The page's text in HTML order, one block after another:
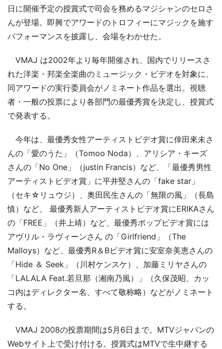
日に開催予定の授賞式で司会を務めるマジシャンのセロさ
んが登場。即興でアワードのトロフィーにマジックを施す
パフォーマンスを披露し、会場をわかせた。
VMAJ は2002年より毎年開催され、国内でリリースさ
れた洋楽・邦楽全楽曲のミュージック・ビデオを対象に、
同アワードの実行委員会がノミネート作品を選出。視聴
者・一般の投票により各部門の最優秀賞を決定し、授賞式
で発表する。
今年は、最優秀女性アーティストビデオ賞に倖田來未さ
んの「愛のうた」（Tomoo Noda）、アリシア・キーズ
さんの「No One」（justin Francis）など、「最優秀男性
アーティストビデオ賞」に平井堅さんの「fake star」
（セキ☆リュウジ）、奥田民生さんの「無限の風」（長島
慎）など、 最優秀新人アーティストビデオ賞にERIKAさん
の「FREE」（井上靖）など、最優秀ポップビデオ賞には
アヴリル・ラヴィーンさん の「Girlfriend」（The
Malloys）など、最優秀R＆Bビデオ賞に安室奈美恵さんの
「Hide ＆ Seek」（川村ケンスケ）、加藤ミリヤさんの
「LALALA Feat.若旦那（湘南乃風）」（久保茂昭、カッ
コ内はディレクター名、すべて敬称略）などがノミネート
する。
VMAJ 2008の投票期間は5月6日まで。MTVジャパンの
Webサイト上で受け付ける。授賞式はMTVで生中継する